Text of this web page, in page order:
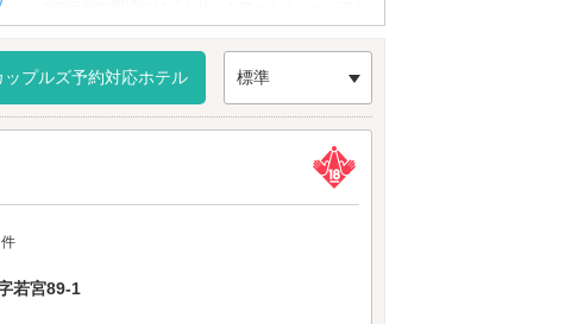
ングプラザの周辺には「トリックアートミュージアム
をお過ごしください。
もアクセスが便利です。
ップルズ予約対応ホテル 標準
若宮89-1